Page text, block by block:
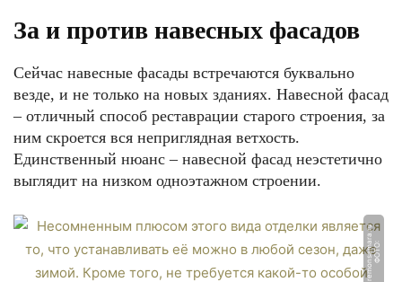
За и против навесных фасадов
Сейчас навесные фасады встречаются буквально
везде, и не только на новых зданиях. Навесной фасад
– отличный способ реставрации старого строения, за
ним скроется вся неприглядная ветхость.
Единственный нюанс – навесной фасад неэстетично
выглядит на низком одноэтажном строении.
Ф
О
Т
О:
r
e
m
o
n
s
a
m
a
r
a.
r
u